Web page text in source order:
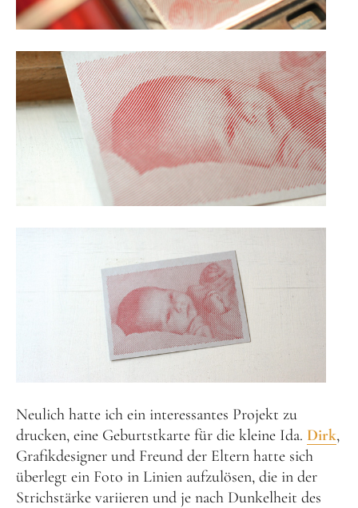
Neulich hatte ich ein interessantes Projekt zu
drucken, eine Geburtstkarte für die kleine Ida. Dirk,
Grafikdesigner und Freund der Eltern hatte sich
überlegt ein Foto in Linien aufzulösen, die in der
Strichstärke variieren und je nach Dunkelheit des